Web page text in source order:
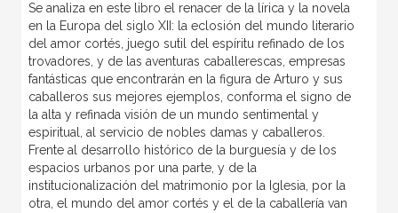
Se analiza en este libro el renacer de la lírica y la novela
en la Europa del siglo XII: la eclosión del mundo literario
del amor cortés, juego sutil del espíritu refinado de los
trovadores, y de las aventuras caballerescas, empresas
fantásticas que encontrarán en la figura de Arturo y sus
caballeros sus mejores ejemplos, conforma el signo de
la alta y refinada visión de un mundo sentimental y
espiritual, al servicio de nobles damas y caballeros.
Frente al desarrollo histórico de la burguesía y de los
espacios urbanos por una parte, y de la
institucionalización del matrimonio por la Iglesia, por la
otra, el mundo del amor cortés y el de la caballería van